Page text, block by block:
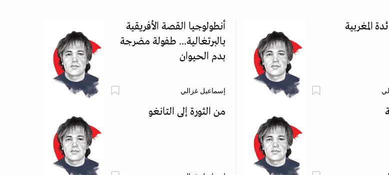
المغربية
أنطولوجيا القصة الأفريقية
بالبرتغالية... طفولة مضرجة
بدم الحيوان
إسماعيل غزالي
من الثورة إلى التانغو